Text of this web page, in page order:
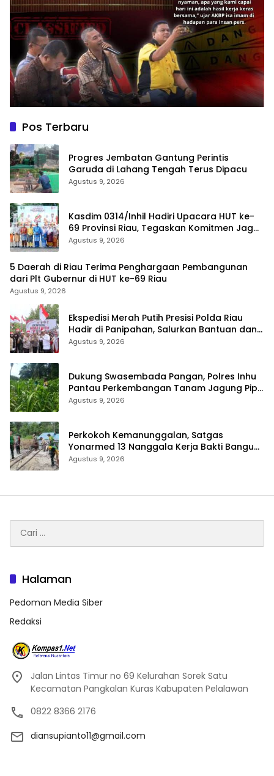
Pos Terbaru
Progres Jembatan Gantung Perintis
Garuda di Lahang Tengah Terus Dipacu
Agustus 9, 2026
Kasdim 0314/Inhil Hadiri Upacara HUT ke-
69 Provinsi Riau, Tegaskan Komitmen Jaga
Persatuan dan Pembangunan
Agustus 9, 2026
5 Daerah di Riau Terima Penghargaan Pembangunan
dari Plt Gubernur di HUT ke-69 Riau
Agustus 9, 2026
Ekspedisi Merah Putih Presisi Polda Riau
Hadir di Panipahan, Salurkan Bantuan dan
Layanan Kesehatan
Agustus 9, 2026
Dukung Swasembada Pangan, Polres Inhu
Pantau Perkembangan Tanam Jagung Pipil
Agustus 9, 2026
Perkokoh Kemanunggalan, Satgas
Yonarmed 13 Nanggala Kerja Bakti Bangun
Masjid Al-Hikmah di Kapuas Hulu
Agustus 9, 2026
untuk:
Halaman
Pedoman Media Siber
Redaksi
Jalan Lintas Timur no 69 Kelurahan Sorek Satu
Kecamatan Pangkalan Kuras Kabupaten Pelalawan
0822 8366 2176
diansupianto11@gmail.com